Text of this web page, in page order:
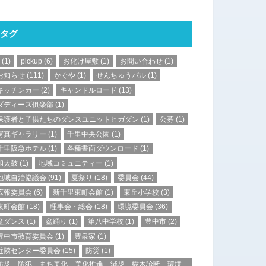
タグ
(1) pickup (6) お化け屋敷 (1) お問い合わせ(1)
知らせ (111) かぐや (1) せんちゅうパル (1)
ッチンカー (2) キャンドルロード (13)
ディーズ俱楽部 (1)
護者と子供たちのダンスユニットヒガダン (1) 公募 (1)
真ギャラリー (1) 千里中央公園 (1)
里阪急ホテル (1) 各種書面ダウンロード (1)
太鼓 (1) 地域コミュニティー (1)
域自治協議会 (91) 夏祭り (18) 委員会 (44)
報委員会 (6) 新千里東町会館 (1) 東丘小学校 (3)
町会館 (18) 理事会・総会 (18) 環境委員会 (36)
ダンス (1) 盆踊り (1) 第八中学校 (1) 豊中市(2)
中市教育委員会 (1) 豊泉家 (1)
隣センター委員会 (15) 防災 (1)
災、防犯、まち美化、美化推進、減災、樹木診断、環境